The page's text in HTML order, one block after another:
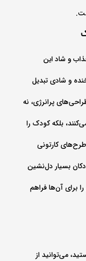
و شاد این
و شادی تبدیل
پرانرژی، نه
بلکه کودک را
کارتونی
بسیار دل‌نشین
برای آن‌ها فراهم
می‌توانید از